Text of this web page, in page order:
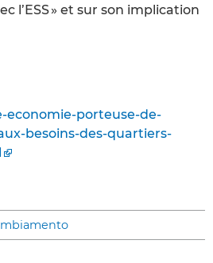
l’ESS » et sur son implication
economie-porteuse-de-
besoins-des-quartiers-